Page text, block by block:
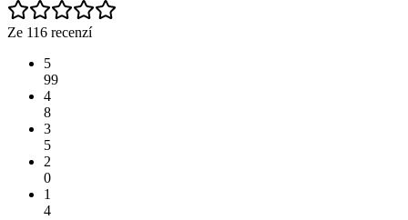
Ze 116 recenzí
5
99
4
8
3
5
2
0
1
4